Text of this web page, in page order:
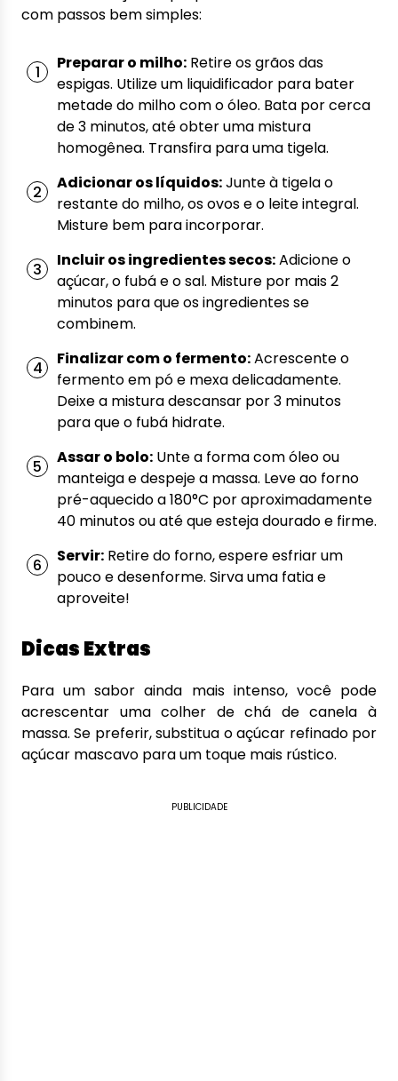
com passos bem simples:
Preparar o milho: Retire os grãos das
espigas. Utilize um liquidificador para bater
metade do milho com o óleo. Bata por cerca
de 3 minutos, até obter uma mistura
homogênea. Transfira para uma tigela.
Adicionar os líquidos:Junte à tigela o
restante do milho, os ovos e o leite integral.
Misture bem para incorporar.
Incluir os ingredientes secos:Adicione o
açúcar, o fubá e o sal. Misture por mais 2
minutos para que os ingredientes se
combinem.
Finalizar com o fermento:Acrescente o
fermento em pó e mexa delicadamente.
Deixe a mistura descansar por 3 minutos
para que o fubá hidrate.
Assar o bolo: Unte a forma com óleo ou
manteiga e despeje a massa. Leve ao forno
pré-aquecido a 180°C por aproximadamente
40 minutos ou até que esteja dourado e firme.
Servir: Retire do forno, espere esfriar um
pouco e desenforme. Sirva uma fatia e
aproveite!
Dicas Extras
Para um sabor ainda mais intenso, você pode
acrescentar uma colher de chá de canela à
massa. Se preferir, substitua o açúcar refinado por
açúcar mascavo para um toque mais rústico.
PUBLICIDADE